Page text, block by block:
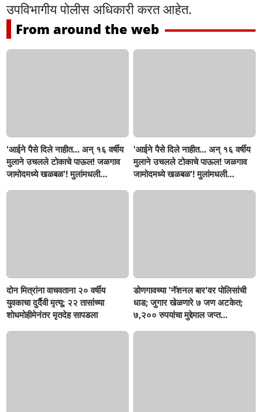
उपविभागीय पोलीस अधिकारी करत आहेत.
From around the web
'आईने पैसे दिले नाहीत... अन् १६ वर्षीय
मुलाने उचलले टोकाचे पाऊल! जळगाव
जामोदमध्ये खळबळ'! मुलांमधली
'आईने पैसे दिले नाहीत... अन् १६ वर्षीय
मुलाने उचलले टोकाचे पाऊल! जळगाव
जामोदमध्ये खळबळ'! मुलांमधली
दोन मित्रांना वाचवताना २० वर्षीय
युवकाचा दुर्दैवी मृत्यू; २२ तासांच्या
शोधमोहीमेनंतर मृतदेह सापडला
डोणगावच्या 'नॅशनल बार'वर पोलिसांची
धाड; जुगार खेळणारे ७ जण अटकेत;
७,२०० रुपयांचा मुद्देमाल जप्त...